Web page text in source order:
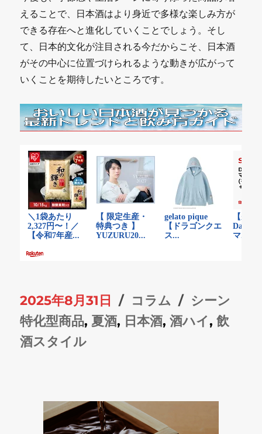
えることで、日本酒はより身近で多様な楽しみ方が
できる存在へと進化していくことでしょう。そし
て、日本的文化が注目される今だからこそ、日本酒
がその中心に位置づけられるような動きが広がって
いくことを期待したいところです。
投
稿
日:
2025年8月31日
カ
テ
コラム
タ
グ
シーン
特化型商品, 夏酒, 日本酒,酒ハイ,飲
酒スタイル